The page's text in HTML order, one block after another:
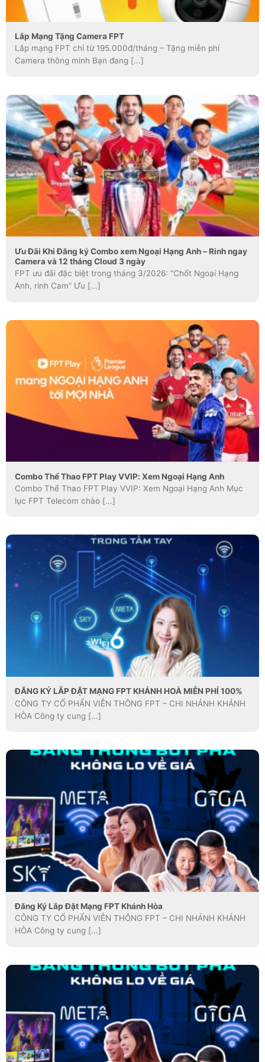
Lắp Mạng Tặng Camera FPT
Lắp mạng FPT chỉ từ 195.000đ/tháng – Tặng miễn phí
Camera thông minh Bạn đang [...]
Ưu Đãi Khi Đăng ký Combo xem Ngoại Hạng Anh – Rinh ngay
Camera và 12 tháng Cloud 3 ngày
FPT ưu đãi đặc biệt trong tháng 3/2026: “Chốt Ngoại Hạng
Anh, rinh Cam” Ưu [...]
Combo Thể Thao FPT Play VVIP: Xem Ngoại Hạng Anh
Combo Thể Thao FPT Play VVIP: Xem Ngoại Hạng Anh Mục
lục FPT Telecom chào [...]
ĐĂNG KÝ LẮP ĐẶT MẠNG FPT KHÁNH HOÀ MIỄN PHÍ 100%
CÔNG TY CỔ PHẨN VIỄN THÔNG FPT – CHI NHÁNH KHÁNH
HÒA Công ty cung [...]
Đăng Ký Lắp Đặt Mạng FPT Khánh Hòa
CÔNG TY CỔ PHẨN VIỄN THÔNG FPT – CHI NHÁNH KHÁNH
HÒA Công ty cung [...]